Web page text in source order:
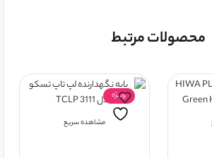
محصولات مرتبط
ویــژه
مشاهده سریع